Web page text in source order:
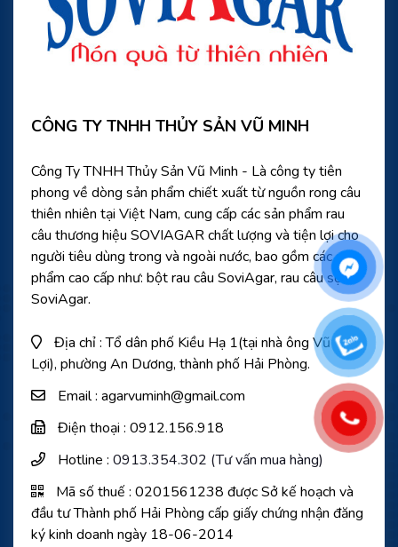
CÔNG TY TNHH THỦY SẢN VŨ MINH
Công Ty TNHH Thủy Sản Vũ Minh - Là công ty tiên
phong về dòng sản phẩm chiết xuất từ nguồn rong câu
thiên nhiên tại Việt Nam, cung cấp các sản phẩm rau
câu thương hiệu SOVIAGAR chất lượng và tiện lợi cho
người tiêu dùng trong và ngoài nước, bao gồm các sản
phẩm cao cấp như: bột rau câu SoviAgar, rau câu sợi
SoviAgar.
Địa chỉ : Tổ dân phố Kiều Hạ 1(tại nhà ông Vũ Đức
Lợi), phường An Dương, thành phố Hải Phòng.
Email : agarvuminh@gmail.com
Điện thoại : 0912.156.918
Hotline : 0913.354.302 (Tư vấn mua hàng)
Mã số thuế : 0201561238 được Sở kế hoạch và
đầu tư Thành phố Hải Phòng cấp giấy chứng nhận đăng
ký kinh doanh ngày 18-06-2014